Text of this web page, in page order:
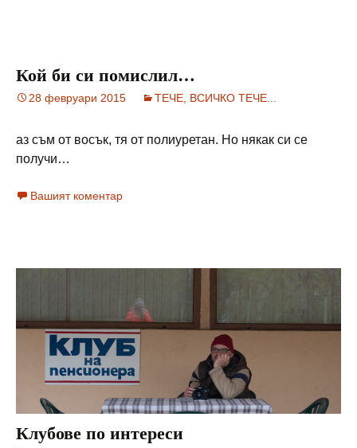
Кой би си помислил…
28 февруари 2015 ТЕЧЕ, ВСИЧКО ТЕЧЕ...
аз съм от восък, тя от полиуретан. Но някак си се
получи…
Вашият коментар
Клубове по интереси